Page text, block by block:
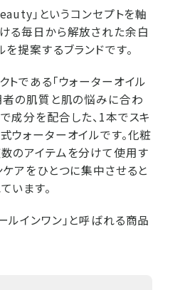
」というコンセプトを軸
る毎日から解放された余白
提案するブランドです。
トである「ウォーターオイル
者の肌質と肌の悩みに合わ
成分を配合した、1本でスキ
ウォーターオイルです。化粧
のアイテムを分けて使用す
ケアをひとつに集中させると
います。
ルインワン」と呼ばれる商品